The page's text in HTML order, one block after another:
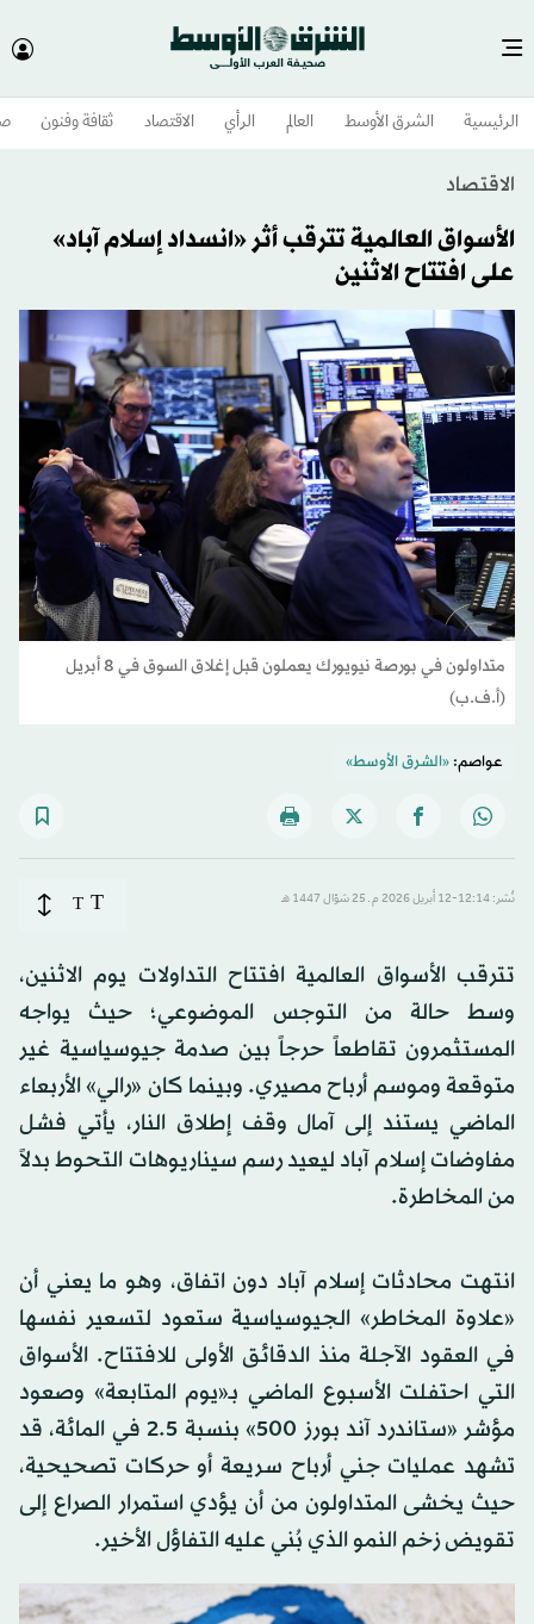
الرئيسية الشرق الأوسط​ العالم الرأي الاقتصاد ثقافة وفنون
الاقتصاد
الأسواق العالمية تترقب أثر «انسداد إسلام آباد»
على افتتاح الاثنين
متداولون في بورصة نيويورك يعملون قبل إغلاق السوق في 8 أبريل
(أ.ف.ب)
عواصم:«الشرق الأوسط»
نُشر: 12:14-12 أبريل 2026 م ـ 25 شوّال 1447 هـ T
T
تترقب الأسواق العالمية افتتاح التداولات يوم الاثنين،
وسط حالة من التوجس الموضوعي؛ حيث يواجه
المستثمرون تقاطعاً حرجاً بين صدمة جيوسياسية غير
متوقعة وموسم أرباح مصيري. وبينما كان «رالي» الأربعاء
الماضي يستند إلى آمال وقف إطلاق النار، يأتي فشل
مفاوضات إسلام آباد ليعيد رسم سيناريوهات التحوط بدلاً
من المخاطرة.
انتهت محادثات إسلام آباد دون اتفاق، وهو ما يعني أن
«علاوة المخاطر» الجيوسياسية ستعود لتسعير نفسها
في العقود الآجلة منذ الدقائق الأولى للافتتاح. الأسواق
التي احتفلت الأسبوع الماضي بـ«يوم المتابعة» وصعود
مؤشر «ستاندرد آند بورز 500» بنسبة 2.5 في المائة، قد
تشهد عمليات جني أرباح سريعة أو حركات تصحيحية،
حيث يخشى المتداولون من أن يؤدي استمرار الصراع إلى
تقويض زخم النمو الذي بُني عليه التفاؤل الأخير.